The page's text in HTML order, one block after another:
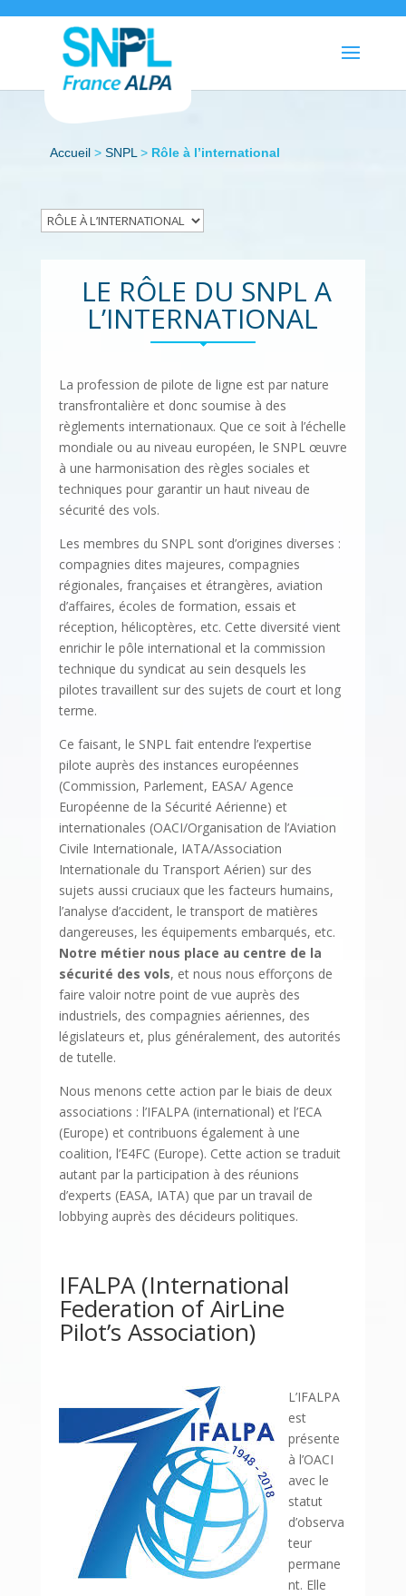
Accueil> SNPL > Rôle à l’international
LE RÔLE DU SNPL A
L’INTERNATIONAL
La profession de pilote de ligne est par nature
transfrontalière et donc soumise à des
règlements internationaux. Que ce soit à l’échelle
mondiale ou au niveau européen, le SNPL œuvre
à une harmonisation des règles sociales et
techniques pour garantir un haut niveau de
sécurité des vols.
Les membres du SNPL sont d’origines diverses :
compagnies dites majeures, compagnies
régionales, françaises et étrangères, aviation
d’affaires, écoles de formation, essais et
réception, hélicoptères, etc. Cette diversité vient
enrichir le pôle international et la commission
technique du syndicat au sein desquels les
pilotes travaillent sur des sujets de court et long
terme.
Ce faisant, le SNPL fait entendre l’expertise
pilote auprès des instances européennes
(Commission, Parlement, EASA/ Agence
Européenne de la Sécurité Aérienne) et
internationales (OACI/Organisation de l’Aviation
Civile Internationale, IATA/Association
Internationale du Transport Aérien) sur des
sujets aussi cruciaux que les facteurs humains,
l’analyse d’accident, le transport de matières
dangereuses, les équipements embarqués, etc.
Notre métier nous place au centre de la
sécurité des vols, et nous nous efforçons de
faire valoir notre point de vue auprès des
industriels, des compagnies aériennes, des
législateurs et, plus généralement, des autorités
de tutelle.
Nous menons cette action par le biais de deux
associations : l’IFALPA (international) et l’ECA
(Europe) et contribuons également à une
coalition, l’E4FC (Europe). Cette action se traduit
autant par la participation à des réunions
d’experts (EASA, IATA) que par un travail de
lobbying auprès des décideurs politiques.
IFALPA (International
Federation of AirLine
Pilot’s Association)
L’IFALPA
est
présente
à l’OACI
avec le
statut
d’observa
teur
permane
nt. Elle